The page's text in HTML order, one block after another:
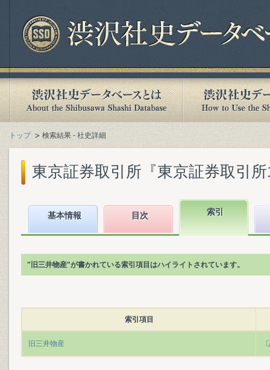
トップ 検索結果 - 社史詳細
東京証券取引所『東京証券取引
基本情報 目次 索引
"旧三井物産"が書かれている索引項目はハイライトされています。
索引項目
旧三井物産